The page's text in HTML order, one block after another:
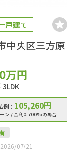
戸建て
中央区三方原
万円
3LDK
例： 105,260円
ン / 金利0.700%の場合
2026/07/21